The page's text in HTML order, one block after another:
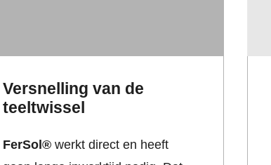
Versnelling van de
teeltwissel
FerSol® werkt direct en heeft